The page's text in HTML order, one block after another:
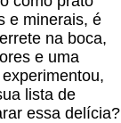
e minerais, é
na boca,
e uma
lista de
essa delícia?